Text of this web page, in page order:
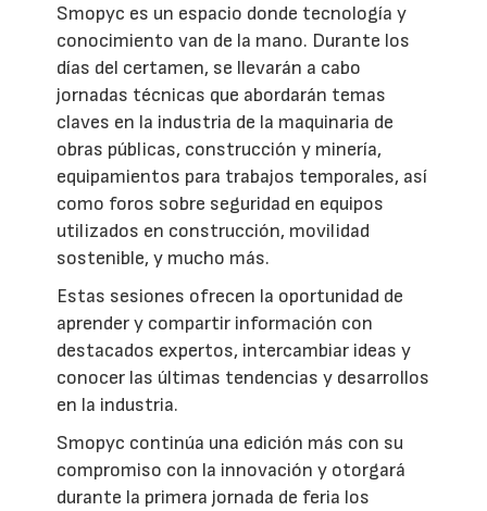
Smopyc es un espacio donde tecnología y
conocimiento van de la mano. Durante los
días del certamen, se llevarán a cabo
jornadas técnicas que abordarán temas
claves en la industria de la maquinaria de
obras públicas, construcción y minería,
equipamientos para trabajos temporales, así
como foros sobre seguridad en equipos
utilizados en construcción, movilidad
sostenible, y mucho más.
Estas sesiones ofrecen la oportunidad de
aprender y compartir información con
destacados expertos, intercambiar ideas y
conocer las últimas tendencias y desarrollos
en la industria.
Smopyc continúa una edición más con su
compromiso con la innovación y otorgará
durante la primera jornada de feria los